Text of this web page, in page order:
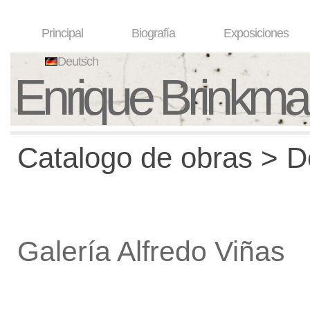
Principal Biografía Exposiciones
Deutsch
Enrique
Catalogo de obras >
Galería Alfredo Viñas